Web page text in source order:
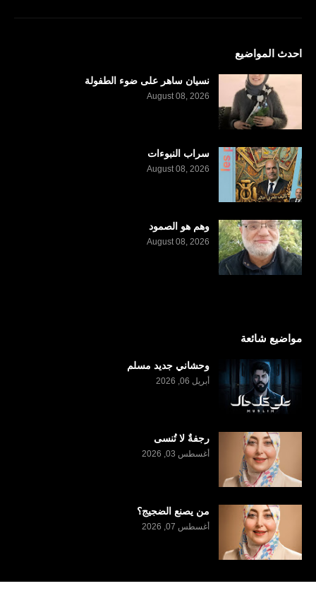
احدث المواضيع
نسيان ساهر على ضوء الطفولة
August 08, 2026
سراب النبوءات
August 08, 2026
وهم هو الصمود
August 08, 2026
مواضيع شائعة
وحشاني جديد مسلم
أبريل 06, 2026
رجفةٌ لا تُنسى
أغسطس 03, 2026
من يصنع الضجيج؟
أغسطس 07, 2026